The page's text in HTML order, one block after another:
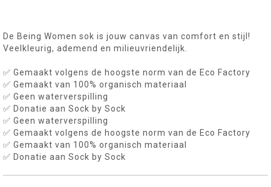
De Being Women sok is jouw canvas van comfort en stijl!
Veelkleurig, ademend en milieuvriendelijk.
✅ Gemaakt volgens de hoogste norm van de Eco Factory
✅ Gemaakt van 100% organisch materiaal
✅ Geen waterverspilling
✅ Donatie aan Sock by Sock
✅ Geen waterverspilling
✅ Gemaakt volgens de hoogste norm van de Eco Factory
✅ Gemaakt van 100% organisch materiaal
✅ Donatie aan Sock by Sock